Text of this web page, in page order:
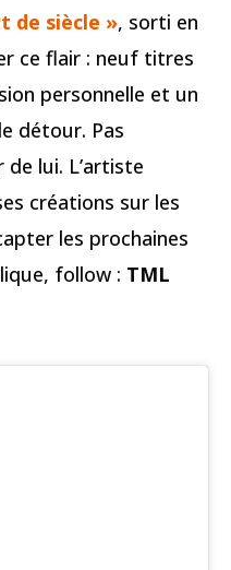
de siècle », sorti en
ce flair : neuf titres
personnelle et un
détour. Pas
lui. L’artiste
créations sur les
les prochaines
follow : TML